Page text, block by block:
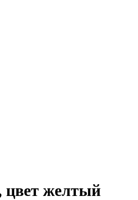
цвет желтый